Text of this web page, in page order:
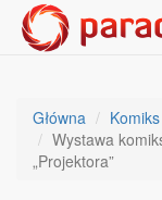
Główna Komiks
Wystawa
„Projektora”